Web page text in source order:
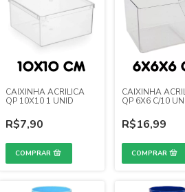
CAIXINHA ACRILICA
QP 10X10 1 UNID
R$7,90
CAIXINHA
QP 6X6 C/10
R$16,99